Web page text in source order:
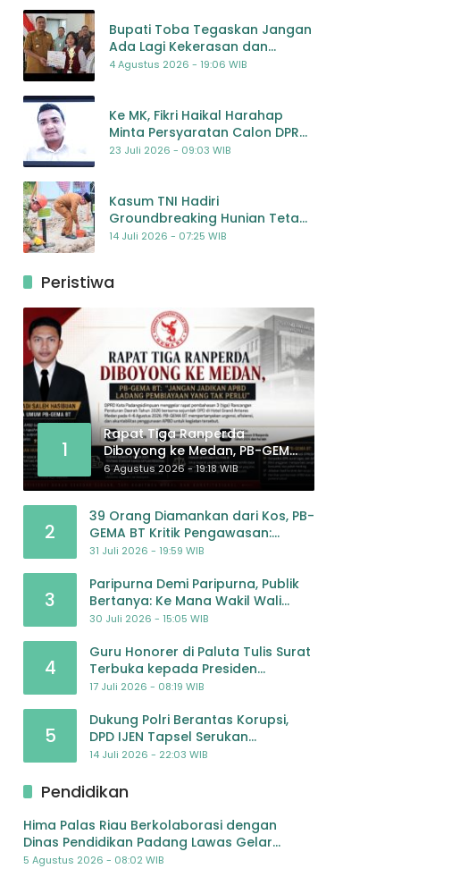
Bupati Toba Tegaskan Jangan
Ada Lagi Kekerasan dan
Bullying Terhadap Anak,
4 Agustus 2026 - 19:06 WIB
Ke MK, Fikri Haikal Harahap
Minta Persyaratan Calon DPR
Dilengkapi Penilaian
23 Juli 2026 - 09:03 WIB
Kasum TNI Hadiri
Groundbreaking Hunian Tetap
Pascabencana di
14 Juli 2026 - 07:25 WIB
Peristiwa
1
Rapat Tiga Ranperda
Diboyong ke Medan, PB-GEMA
BT: Jangan Jadikan APBD
Ladang Pembiayaan yang
6 Agustus 2026 - 19:18 WIB
2
39 Orang Diamankan dari Kos, PB-
GEMA BT Kritik Pengawasan:
Jangan Tunggu Masyarakat
31 Juli 2026 - 19:59 WIB
3
Paripurna Demi Paripurna, Publik
Bertanya: Ke Mana Wakil Wali
Kota Padangsidimpuan?
30 Juli 2026 - 15:05 WIB
4
Guru Honorer di Paluta Tulis Surat
Terbuka kepada Presiden
Prabowo, Mohon Keadilan atas
17 Juli 2026 - 08:19 WIB
5
Dukung Polri Berantas Korupsi,
DPD IJEN Tapsel Serukan
Pengawalan Kasus Mantan
14 Juli 2026 - 22:03 WIB
Pendidikan
Hima Palas Riau Berkolaborasi dengan
Dinas Pendidikan Padang Lawas Gelar
Pelatihan OSIS SMP se-Kabupaten Padang
5 Agustus 2026 - 08:02 WIB